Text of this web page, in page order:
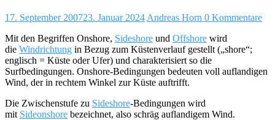
17. September 200723. Januar 2024 Andreas Horn 0 Kommentare
Mit den Begriffen Onshore, Sideshore und Offshore wird
die Windrichtung in Bezug zum Küstenverlauf gestellt („shore“;
englisch = Küste oder Ufer) und charakterisiert so die
Surfbedingungen. Onshore-Bedingungen bedeuten voll auflandigen
Wind, der in rechtem Winkel zur Küste auftrifft.
Die Zwischenstufe zu Sideshore-Bedingungen wird
mit Sideonshore bezeichnet, also schräg auflandigem Wind.